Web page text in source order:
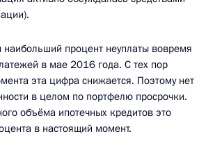
процент неуплаты вовремя
в мае 2016 года. С тех пор
эта цифра снижается. Поэтому нет
в целом по портфелю просрочки.
объёма ипотечных кредитов это
в настоящий момент.